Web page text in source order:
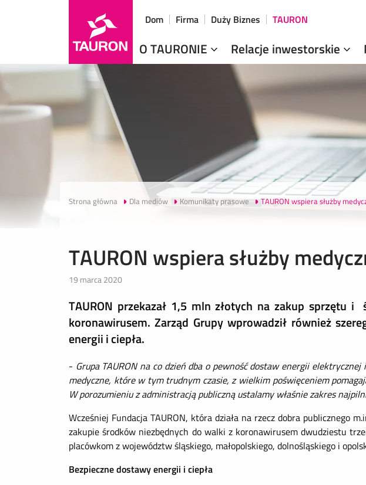
Dom Firma Duży Biznes
TAURON
O TAURONIE Relacje inwestorskie
Strona główna Dla mediów Komunikaty prasowe TAURON wspiera służby
TAURON wspiera służby
19 marca 2020
TAURON przekazał 1,5 mln złotych na zakup
koronawirusem. Zarząd Grupy wprowadził również
energii i ciepła.
- Grupa TAURON na co dzień dba o pewność dostaw energii
medyczne, które w tym trudnym czasie, z wielkim poświęceniem
W porozumieniu z administracją publiczną ustalamy właśnie zakres
Wcześniej Fundacja TAURON, która działa na rzecz dobra publicznego
zakupie środków niezbędnych do walki z koronawirusem dwudziestu
placówkom z województw śląskiego, małopolskiego, dolnośląskiego i
Bezpieczne dostawy energii i ciepła